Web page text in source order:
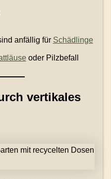
anfällig für Schädlinge
oder Pilzbefall
vertikales